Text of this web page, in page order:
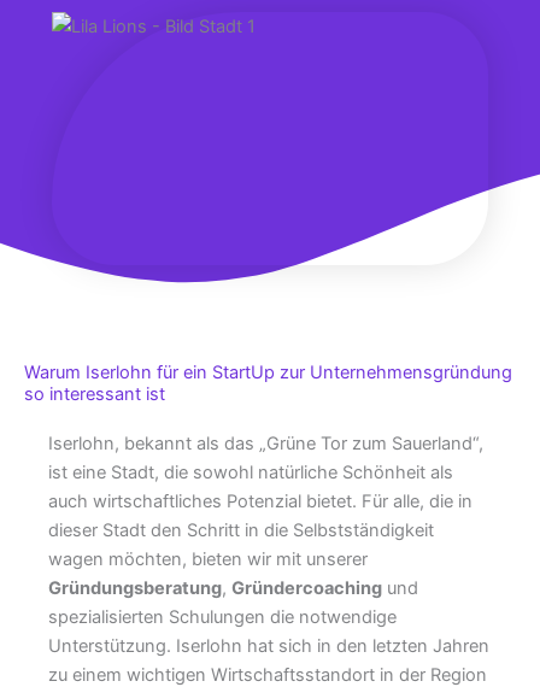
Warum Iserlohn für ein StartUp zur Unternehmensgründung
so interessant ist
Iserlohn, bekannt als das „Grüne Tor zum Sauerland“,
ist eine Stadt, die sowohl natürliche Schönheit als
auch wirtschaftliches Potenzial bietet. Für alle, die in
dieser Stadt den Schritt in die Selbstständigkeit
wagen möchten, bieten wir mit unserer
Gründungsberatung, Gründercoaching und
spezialisierten Schulungen die notwendige
Unterstützung. Iserlohn hat sich in den letzten Jahren
zu einem wichtigen Wirtschaftsstandort in der Region